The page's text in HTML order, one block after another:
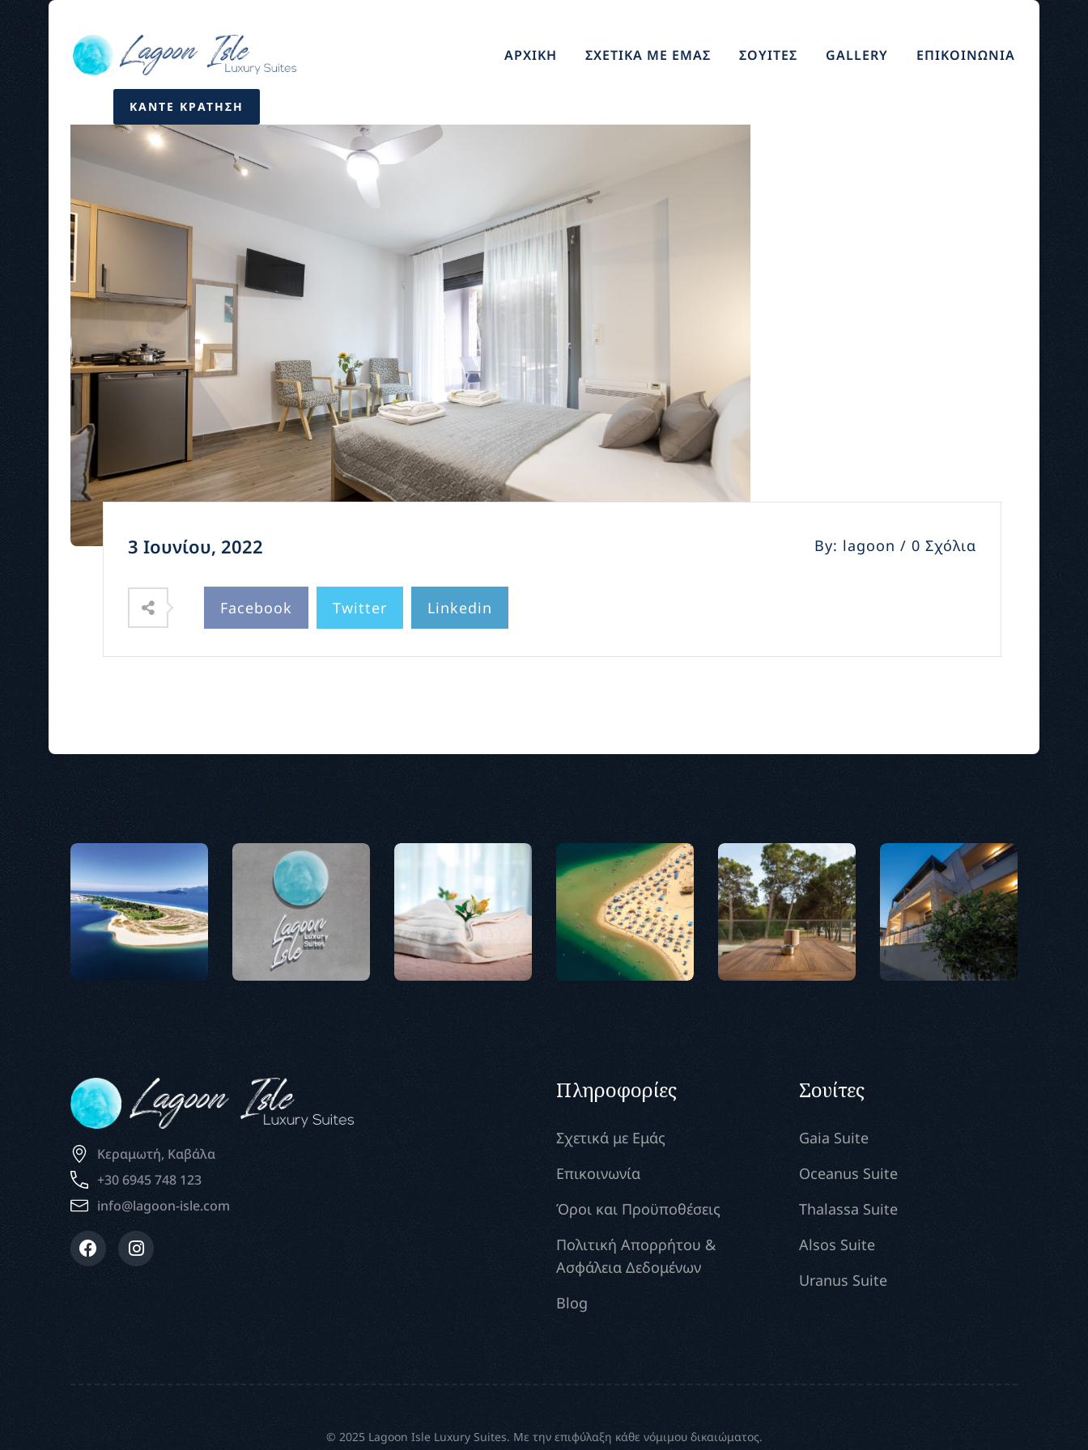
ΑΡΧΙΚΗ ΣΧΕΤΙΚΑ ΜΕ ΕΜΑΣ ΣΟΥΙΤΕΣ GALLERY ΕΠΙΚΟΙΝΩΝΙΑ
ΚΑΝΤΕ ΚΡΑΤΗΣΗ
3 Ιουνίου, 2022 By: lagoon / 0 Σχόλια
Facebook Twitter Linkedin
Κεραμωτή, Καβάλα
+30 6945 748 123
info@lagoon-isle.com
Πληροφορίες
Σχετικά με Εμάς
Επικοινωνία
Όροι και Προϋποθέσεις
Πολιτική Απορρήτου &
Ασφάλεια Δεδομένων
Blog
Σουίτες
Gaia Suite
Oceanus Suite
Thalassa Suite
Alsos Suite
Uranus Suite
© 2025 Lagoon Isle Luxury Suites. Με την επιφύλαξη κάθε νόμιμου δικαιώματος.